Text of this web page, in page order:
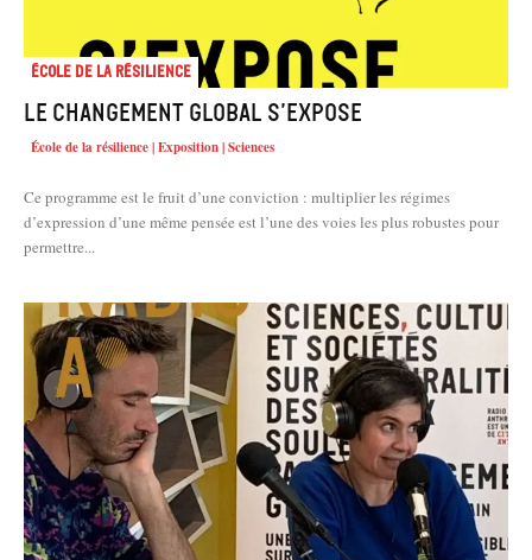
École de la résilience
Le changement global s’expose
École de la résilience | Exposition | Sciences
Ce programme est le fruit d’une conviction : multiplier les régimes
d’expression d’une même pensée est l’une des voies les plus robustes pour
permettre...